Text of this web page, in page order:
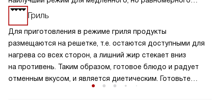
пропекания изделий теста, а также начиненных овощами
мяса, птицы и рыбы.
Гриль
Для приготовления в режиме гриля продукты
размещаются на решетке, т.е. остаются доступными для
нагрева со всех сторон, а лишний жир стекает вниз
на противень. Таким образом, готовое блюдо и радует
отменным вкусом, и является диетическим. Готовьте